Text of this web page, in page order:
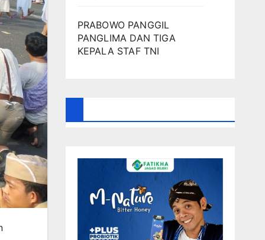
PRABOWO PANGGIL
PANGLIMA DAN TIGA
KEPALA STAF TNI